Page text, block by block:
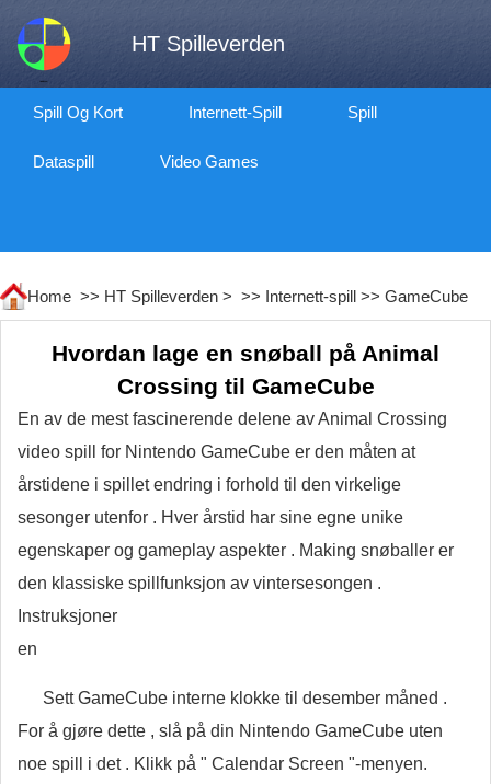
HT Spilleverden
Spill Og Kort Internett-Spill Spill
Dataspill Video Games
Home >> HT Spilleverden > >> Internett-spill >> GameCube
Hvordan lage en snøball på Animal
Crossing til GameCube
En av de mest fascinerende delene av Animal Crossing
video spill for Nintendo GameCube er den måten at
årstidene i spillet endring i forhold til den virkelige
sesonger utenfor . Hver årstid har sine egne unike
egenskaper og gameplay aspekter . Making snøballer er
den klassiske spillfunksjon av vintersesongen .
Instruksjoner
en
Sett GameCube interne klokke til desember måned .
For å gjøre dette , slå på din Nintendo GameCube uten
noe spill i det . Klikk på " Calendar Screen "-menyen.